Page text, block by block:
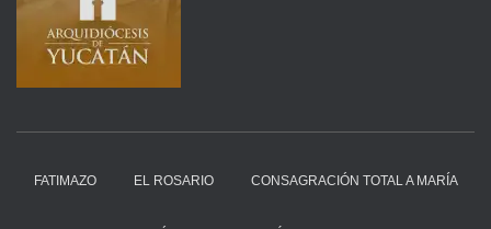
FATIMAZO EL ROSARIO CONSAGRACIÓN TOTAL A MARÍA